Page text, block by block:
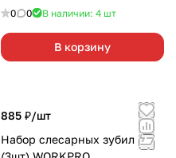
0 0 В наличии: 4 шт
В корзину
885 ₽/шт
Набор слесарных зубил